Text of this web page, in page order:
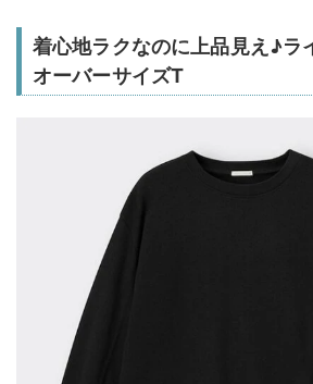
着心地ラクなのに上品見え♪ラ
オーバーサイズT